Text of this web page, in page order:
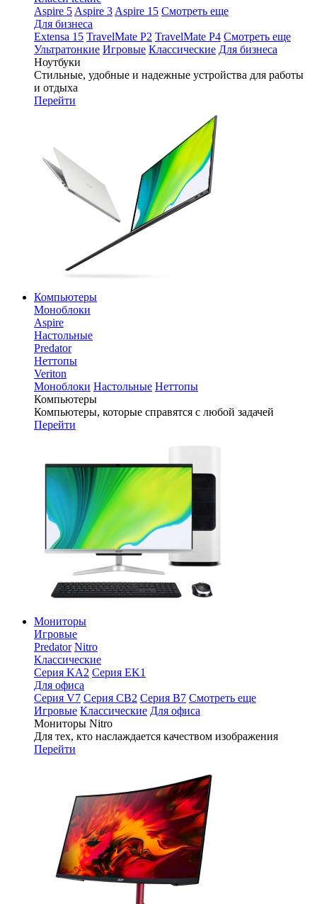
Aspire 5 Aspire 3 Aspire 15 Смотреть еще
Для бизнеса
Extensa 15 TravelMate P2 TravelMate P4 Смотреть еще
Ультратонкие Игровые Классические Для бизнеса
Ноутбуки
Стильные, удобные и надежные устройства для работы
и отдыха
Перейти
Компьютеры
Моноблоки
Aspire
Настольные
Predator
Неттопы
Veriton
Моноблоки Настольные Неттопы
Компьютеры
Компьютеры, которые справятся с любой задачей
Перейти
Мониторы
Игровые
Predator Nitro
Классические
Серия KA2 Серия EK1
Для офиса
Серия V7 Серия CB2 Серия B7 Смотреть еще
Игровые Классические Для офиса
Мониторы Nitro
Для тех, кто наслаждается качеством изображения
Перейти